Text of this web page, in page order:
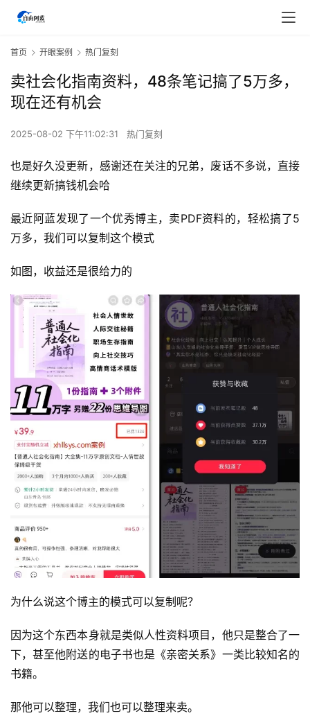
首页 开眼案例 热门复刻
卖社会化指南资料，48条笔记搞了5万多，
现在还有机会
2025-08-02 下午11:02:31 热门复刻
也是好久没更新，感谢还在关注的兄弟，废话不多说，直接
继续更新搞钱机会哈
最近阿蓝发现了一个优秀博主，卖PDF资料的，轻松搞了5
万多，我们可以复制这个模式
如图，收益还是很给力的
为什么说这个博主的模式可以复制呢？
因为这个东西本身就是类似人性资料项目，他只是整合了一
下，甚至他附送的电子书也是《亲密关系》一类比较知名的
书籍。
那他可以整理，我们也可以整理来卖。